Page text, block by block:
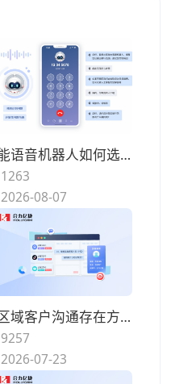
智能语音机器人如何选型？2026年核心技术解析与合力亿捷落地实践
1263
2026-08-07
跨区域客户沟通存在方言障碍，具备方言识别的AI语音机器人怎么选择？
9257
2026-07-23